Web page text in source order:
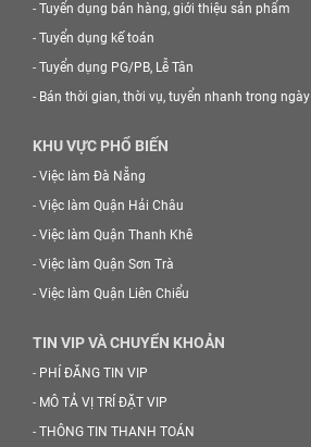
- Tuyển dụng bán hàng, giới thiệu sản phẩm
- Tuyển dụng kế toán
- Tuyển dụng PG/PB, Lễ Tân
- Bán thời gian, thời vụ, tuyển nhanh trong ngày
KHU VỰC PHỔ BIẾN
- Việc làm Đà Nẵng
- Việc làm Quận Hải Châu
- Việc làm Quận Thanh Khê
- Việc làm Quận Sơn Trà
- Việc làm Quận Liên Chiểu
TIN VIP VÀ CHUYỂN KHOẢN
- PHÍ ĐĂNG TIN VIP
- MÔ TẢ VỊ TRÍ ĐẶT VIP
- THÔNG TIN THANH TOÁN